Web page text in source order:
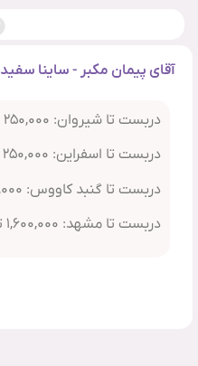
آقای پیمان مکبر - ساینا سفید ۹۸
دربست تا شیروان: ۲۵۰,۰۰۰ تومان
دربست تا اسفراین: ۲۵۰,۰۰۰ تومان
دربست تا گنبد کاووس: ۱,۰۰۰,۰۰۰ تومان
دربست تا مشهد: ۱,۶۰۰,۰۰۰ تومان